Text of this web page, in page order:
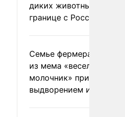
диких животных на
границе с Россией
Семье фермера
из мема «веселый
молочник» пригрозили
выдворением из